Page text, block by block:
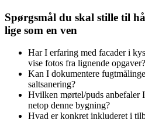
Spørgsmål du skal stille til
lige som en ven
Har I erfaring med facader i
vise fotos fra lignende opgaver?
Kan I dokumentere
saltsanering?
Hvilken mørtel/puds anbefaler
netop denne bygning?
Hvad er konkret inkluderet i